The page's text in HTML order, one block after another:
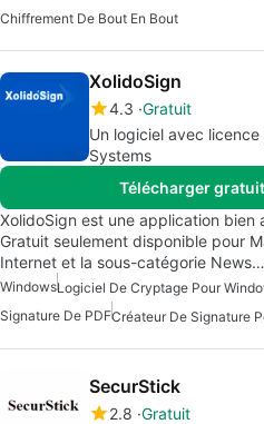
Chiffrement De Bout En Bout
XolidoSign
4.3 Gratuit
Un logiciel avec
Systems
Télécharger
XolidoSign est une application
Gratuit seulement disponible pour
Internet et la sous-catégorie News…
WindowsLogiciel De Cryptage Pour
Signature De PDFCréateur De Signature
SecurStick
2.8 Gratuit